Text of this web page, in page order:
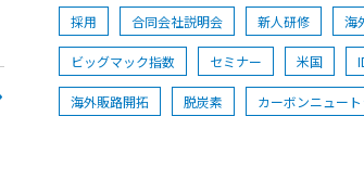
採用 合同会社説明会 新人研修 海
ビッグマック指数 セミナー 米国
海外販路開拓 脱炭素 カーボンニュー